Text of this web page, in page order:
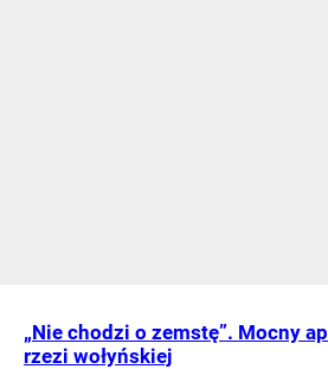
„Nie chodzi o zemstę”. Mocny
rzezi wołyńskiej